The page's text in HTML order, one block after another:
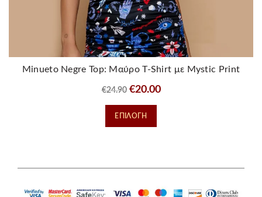
Minueto Negre Top: Μαύρο T-Shirt με Mystic Print
€24.90 Original
price
was:
€20.00Η
ΕΠΙΛΟΓΉ
Οι